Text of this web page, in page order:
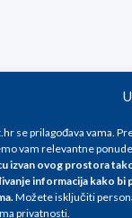
se prilagođava vama.
vam relevantne
izvan ovog prostora
informacija kako bi
.Možete isključiti
privatnosti.
cijene su
iskazane isključivo za
i sliku. Unatoč
proizvoda, greške